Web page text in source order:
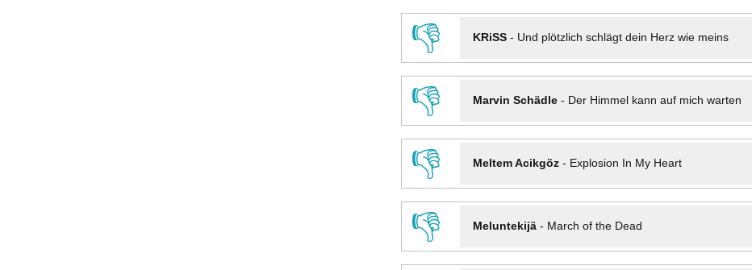
👎
KRiSS- Und plötzlich schlägt dein Herz wie meins
👎
Marvin Schädle- Der Himmel kann auf mich warten
👎
Meltem Acikgöz- Explosion In My Heart
👎
Meluntekijä- March of the Dead